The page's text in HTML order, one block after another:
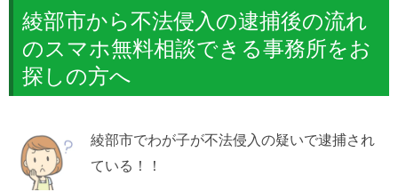
綾部市から不法侵入の逮捕後の流れ
のスマホ無料相談できる事務所をお
探しの方へ
綾部市でわが子が不法侵入の疑いで逮捕され
ている！！